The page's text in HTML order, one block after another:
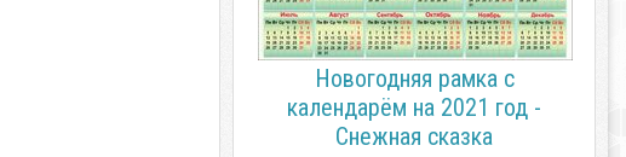
Новогодняя рамка с
календарём на 2021 год -
Снежная сказка